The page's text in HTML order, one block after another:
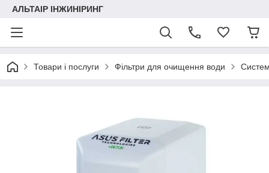
АЛЬТАІР ІНЖИНІРИНГ
Товари і послуги Фільтри для очищення води